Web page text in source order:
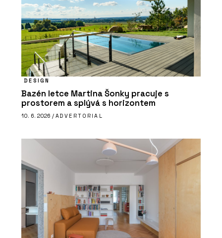
DESIGN
Bazén letce Martina Šonky pracuje s
prostorem a splývá s horizontem
10. 6. 2026 / ADVERTORIAL